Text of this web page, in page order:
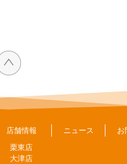
店舗情報
栗東店
大津店
ニュース お